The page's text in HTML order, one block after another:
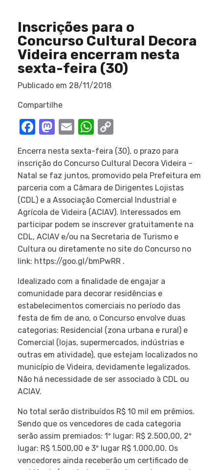
Inscrições para o
Concurso Cultural Decora
Videira encerram nesta
sexta-feira (30)
Publicado em 28/11/2018
Compartilhe
Facebook
Mastodon
EmailWhatsApp
Link
Encerra nesta sexta-feira (30), o prazo para
inscrição do Concurso Cultural Decora Videira –
Natal se faz juntos, promovido pela Prefeitura em
parceria com a Câmara de Dirigentes Lojistas
(CDL) e a Associação Comercial Industrial e
Agrícola de Videira (ACIAV). Interessados em
participar podem se inscrever gratuitamente na
CDL, ACIAV e/ou na Secretaria de Turismo e
Cultura ou diretamente no site do Concurso no
link: https://goo.gl/bmPwRR .
Idealizado com a finalidade de engajar a
comunidade para decorar residências e
estabelecimentos comerciais no período das
festa de fim de ano, o Concurso envolve duas
categorias: Residencial (zona urbana e rural) e
Comercial (lojas, supermercados, indústrias e
outras em atividade), que estejam localizados no
município de Videira, devidamente legalizados.
Não há necessidade de ser associado à CDL ou
ACIAV.
No total serão distribuídos R$ 10 mil em prêmios.
Sendo que os vencedores de cada categoria
serão assim premiados: 1º lugar: R$ 2.500,00, 2º
lugar: R$ 1.500,00 e 3º lugar R$ 1.000,00. Os
vencedores ainda receberão um certificado de